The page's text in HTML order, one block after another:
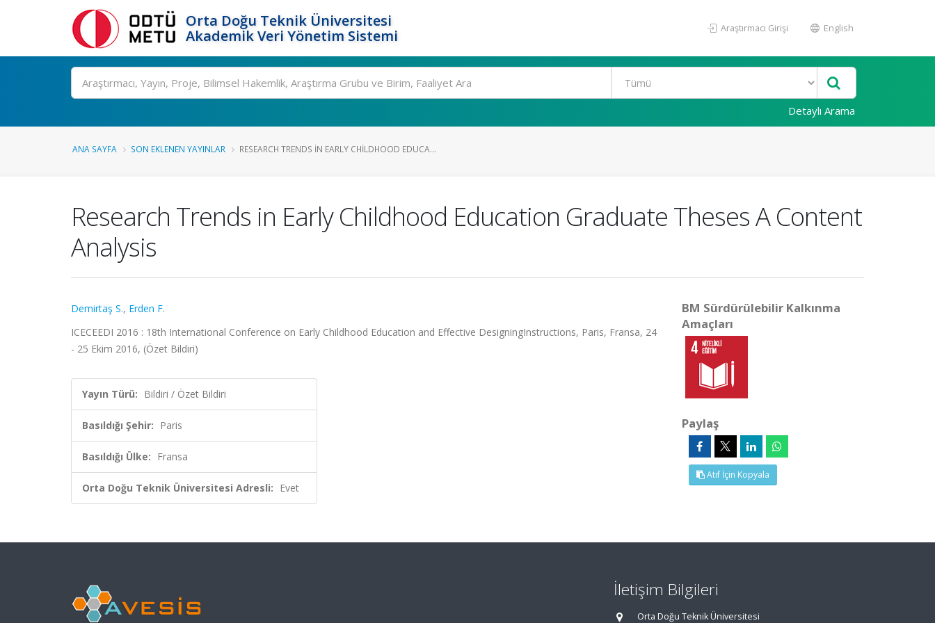
Orta Doğu Teknik Üniversitesi
Akademik Veri Yönetim Sistemi
Araştırmacı Girişi English
Ara
Detaylı Arama
ANA SAYFA SON EKLENEN YAYINLAR RESEARCH TRENDS IN EARLY CHILDHOOD EDUCA...
Research Trends in Early Childhood Education Graduate Theses A Content
Analysis
Demirtaş S., Erden F.
ICECEEDI 2016 : 18th International Conference on Early Childhood Education and Effective DesigningInstructions, Paris, Fransa, 24
- 25 Ekim 2016, (Özet Bildiri)
Yayın Türü: Bildiri / Özet Bildiri
Basıldığı Şehir: Paris
Basıldığı Ülke: Fransa
Orta Doğu Teknik Üniversitesi Adresli: Evet
BM Sürdürülebilir Kalkınma
Amaçları
Paylaş
Atıf İçin Kopyala
İletişim Bilgileri
Orta Doğu Teknik Üniversitesi